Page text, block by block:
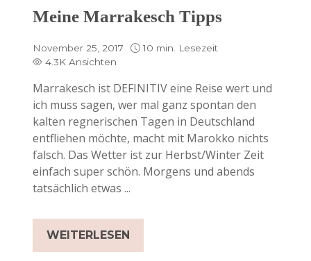
Meine Marrakesch Tipps
November 25, 2017
10 min. Lesezeit
4.3K Ansichten
Marrakesch ist DEFINITIV eine Reise wert und
ich muss sagen, wer mal ganz spontan den
kalten regnerischen Tagen in Deutschland
entfliehen möchte, macht mit Marokko nichts
falsch. Das Wetter ist zur Herbst/Winter Zeit
einfach super schön. Morgens und abends
tatsächlich etwas ...
WEITERLESEN